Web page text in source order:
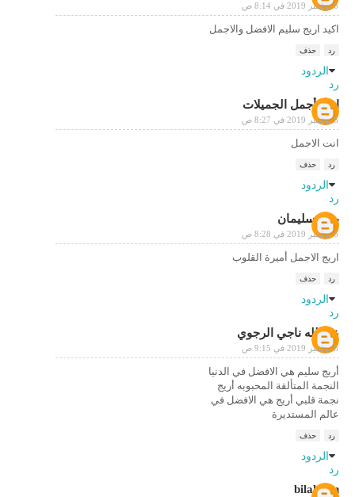
6 نوفمبر 2019 في 8:14 ص
اكيد اريج سليم الافضل والاجمل
رد حذف
الردود
رد
اريج أجمل الجميلات
6 نوفمبر 2019 في 8:27 ص
انت الاجمل
رد حذف
الردود
رد
بوب سليمان
6 نوفمبر 2019 في 8:28 ص
اريج الاجمل أميرة القلوب
رد حذف
الردود
رد
عبدالله ناجي الرجوي
6 نوفمبر 2019 في 9:15 ص
أريج سليم هي الافضل في الدنيا
النجمة المتألقة المحبوبه أريج
نجمة قلبي أريج هي الافضل في
عالم المستديرة
رد حذف
الردود
رد
bilal Ben